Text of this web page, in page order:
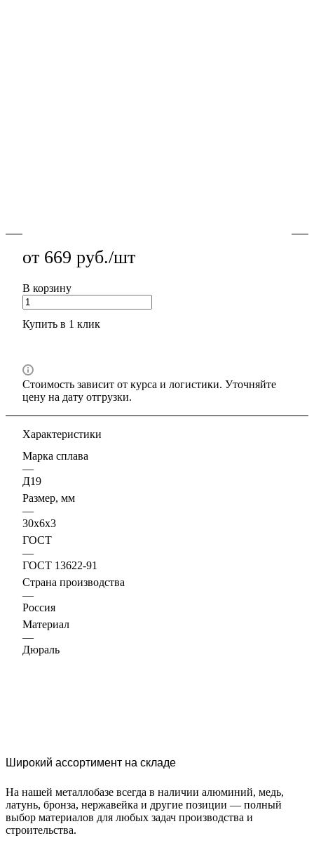
от 669 руб./шт
В корзину
Купить в 1 клик
Стоимость зависит от курса и логистики. Уточняйте
цену на дату отгрузки.
Характеристики
Марка сплава
—
Д19
Размер, мм
—
30х6х3
ГОСТ
—
ГОСТ 13622-91
Страна производства
—
Россия
Материал
—
Дюраль
Широкий ассортимент на складе
На нашей металлобазе всегда в наличии алюминий, медь,
латунь, бронза, нержавейка и другие позиции — полный
выбор материалов для любых задач производства и
строительства.